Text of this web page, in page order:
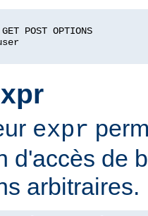
POST OPTIONS
expr
d'accès de
arbitraires.